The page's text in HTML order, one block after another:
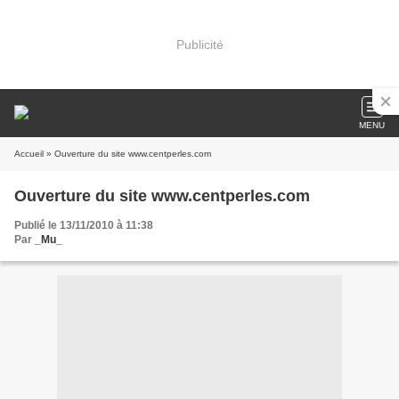
Publicité
MENU
Accueil » Ouverture du site www.centperles.com
Ouverture du site www.centperles.com
Publié le 13/11/2010 à 11:38
Par
_Mu_